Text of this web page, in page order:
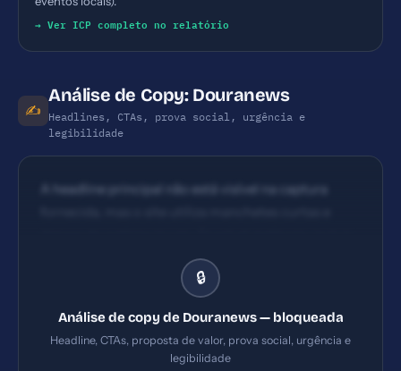
→ Ver ICP completo no relatório
✍️
Análise de Copy: Douranews
Headlines, CTAs, prova social, urgência e
legibilidade
A headline principal não está visível na captura
uma manchete principal clara na home que
comunique benefício/valor imediato ao leitor (ex.:
Região em tempo real'). CTAs não aparecem
evidentes na seção de navegação da home
🔒
Análise de copy de Douranews — bloqueada
Headline, CTAs, proposta de valor, prova social, urgência e
legibilidade